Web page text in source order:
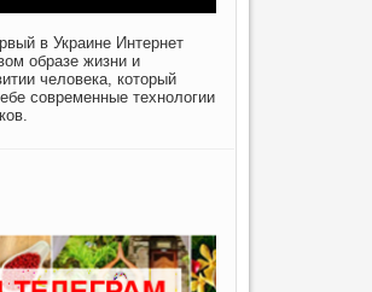
в Украине Интернет
образе жизни и
человека, который
современные технологии